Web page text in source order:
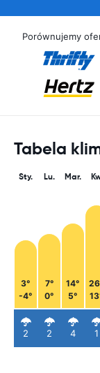
Porównujemy
Tabela
Sty.
3°
-4°
2
Lu.
7°
0°
2
Mar.
14°
5°
4 1